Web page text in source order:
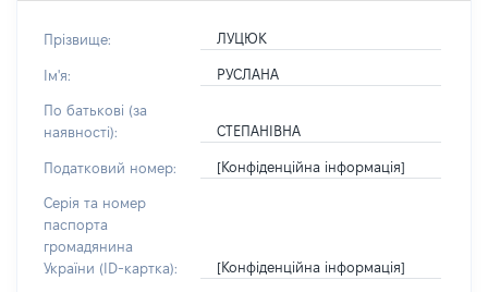
Прізвище: ЛУЦЮК
Ім'я: РУСЛАНА
По батькові (за
наявності):
СТЕПАНІВНА
Податковий номер: [Конфіденційна інформація]
Серія та номер
паспорта
громадянина
України (ID-картка):
[Конфіденційна інформація]